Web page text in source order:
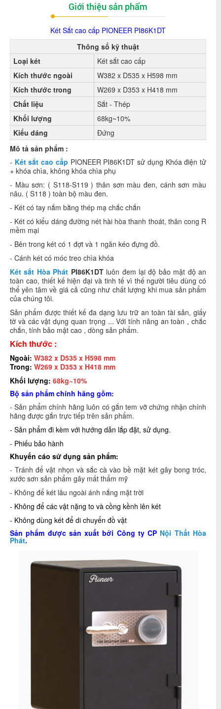
Giới thiệu sản phẩm
Két Sắt cao cấp PIONEER PI86K1DT
Thông số kỹ thuật
Loại két
Két sắt cao cấp
Kích thước ngoài
W382 x D535 x H598 mm
Kích thước trong
W269 x D353 x H418 mm
Chất liệu
Sắt - Thép
Khối lượng
68kg~10%
Kiểu dáng
Đứng
Mô tả sản phẩm :
- Két sắt cao cấp PIONEER PI86K1DT sử dụng Khóa điện tử
+ khóa chìa, không khóa chìa phụ
- Màu sơn: ( S118-S119 ) thân sơn màu đen, cánh sơn màu
nâu. ( S118 ) toàn bộ màu đen.
- Két có tay nắm bằng thép mạ chắc chắn
- Két có kiểu dáng đường nét hài hòa thanh thoát, thân cong R
mềm mại
- Bên trong két có 1 đợt và 1 ngăn kéo đựng đồ.
- Cánh két có móc treo chìa khóa
Két sắt Hòa Phát PI86K1DTluôn đem lại độ bảo mật độ an
toàn cao, thiết kế hiện đại và tinh tế vì thế người tiêu dùng có
thể yên tâm về giá cả cũng như chất lượng khi mua sản phẩm
của chúng tôi.
Sản phẩm được thiết kế đa dạng lưu trữ an toàn tài sản, giấy
tờ và các vật dụng quan trọng ... Với tính năng an toàn , chắc
chắn, tính bảo mật cao , dòng sản phẩm.
Kích thước :
Ngoài: W382 x D535 x H598 mm
Trong: W269 x D353 x H418 mm
Khối lượng: 68kg~10%
Bộ sản phẩm chính hãng gồm:
- Sản phẩm chính hãng luôn có gắn tem vỡ chứng nhận chính
hãng được gắn trực tiếp trên sản phẩm.
- Sản phẩm đi kèm với hướng dẫn lắp đặt, sử dụng.
- Phiếu bảo hành
Khuyến cáo sử dụng sản phẩm:
- Tránh để vật nhọn và sắc cà vào bề mặt két gây bong tróc,
xước sơn sản phẩm gây mất thẩm mỹ
- Không để két lâu ngoài ánh nắng mặt trời
- Không để các vật nặng to và cồng kềnh lên két
- Không dùng két để di chuyển đồ vật
Sản phẩm được sản xuất bởi Công ty CP Nội Thất Hòa
Phát.